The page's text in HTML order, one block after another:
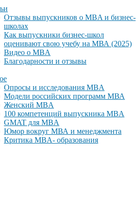
Отзывы выпускников о MBA и бизнес-
школах
Как выпускники бизнес-школ
оценивают свою учебу на МВА (2025)
Видео о MBA
Благодарности и отзывы
Опросы и исследования MBA
Модели российских программ МВА
Женский MBA
100 компетенций выпускника MBA
GMAT для MBA
Юмор вокруг МВА и менеджмента
Критика MBA- образования